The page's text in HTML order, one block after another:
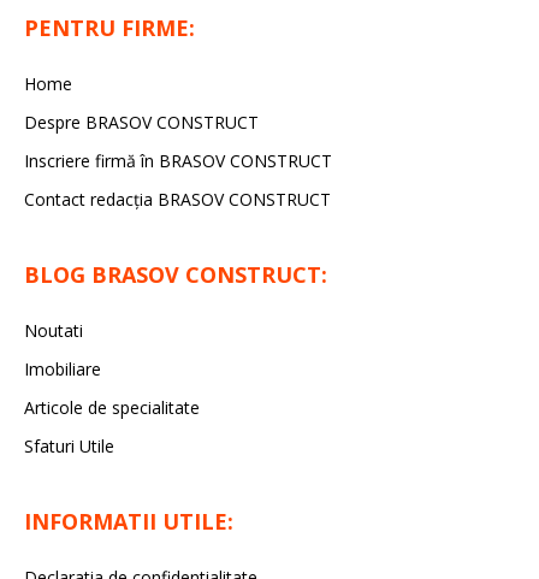
PENTRU FIRME:
Home
Despre BRASOV CONSTRUCT
Inscriere firmă în BRASOV CONSTRUCT
Contact redacţia BRASOV CONSTRUCT
BLOG BRASOV CONSTRUCT:
Noutati
Imobiliare
Articole de specialitate
Sfaturi Utile
INFORMATII UTILE: